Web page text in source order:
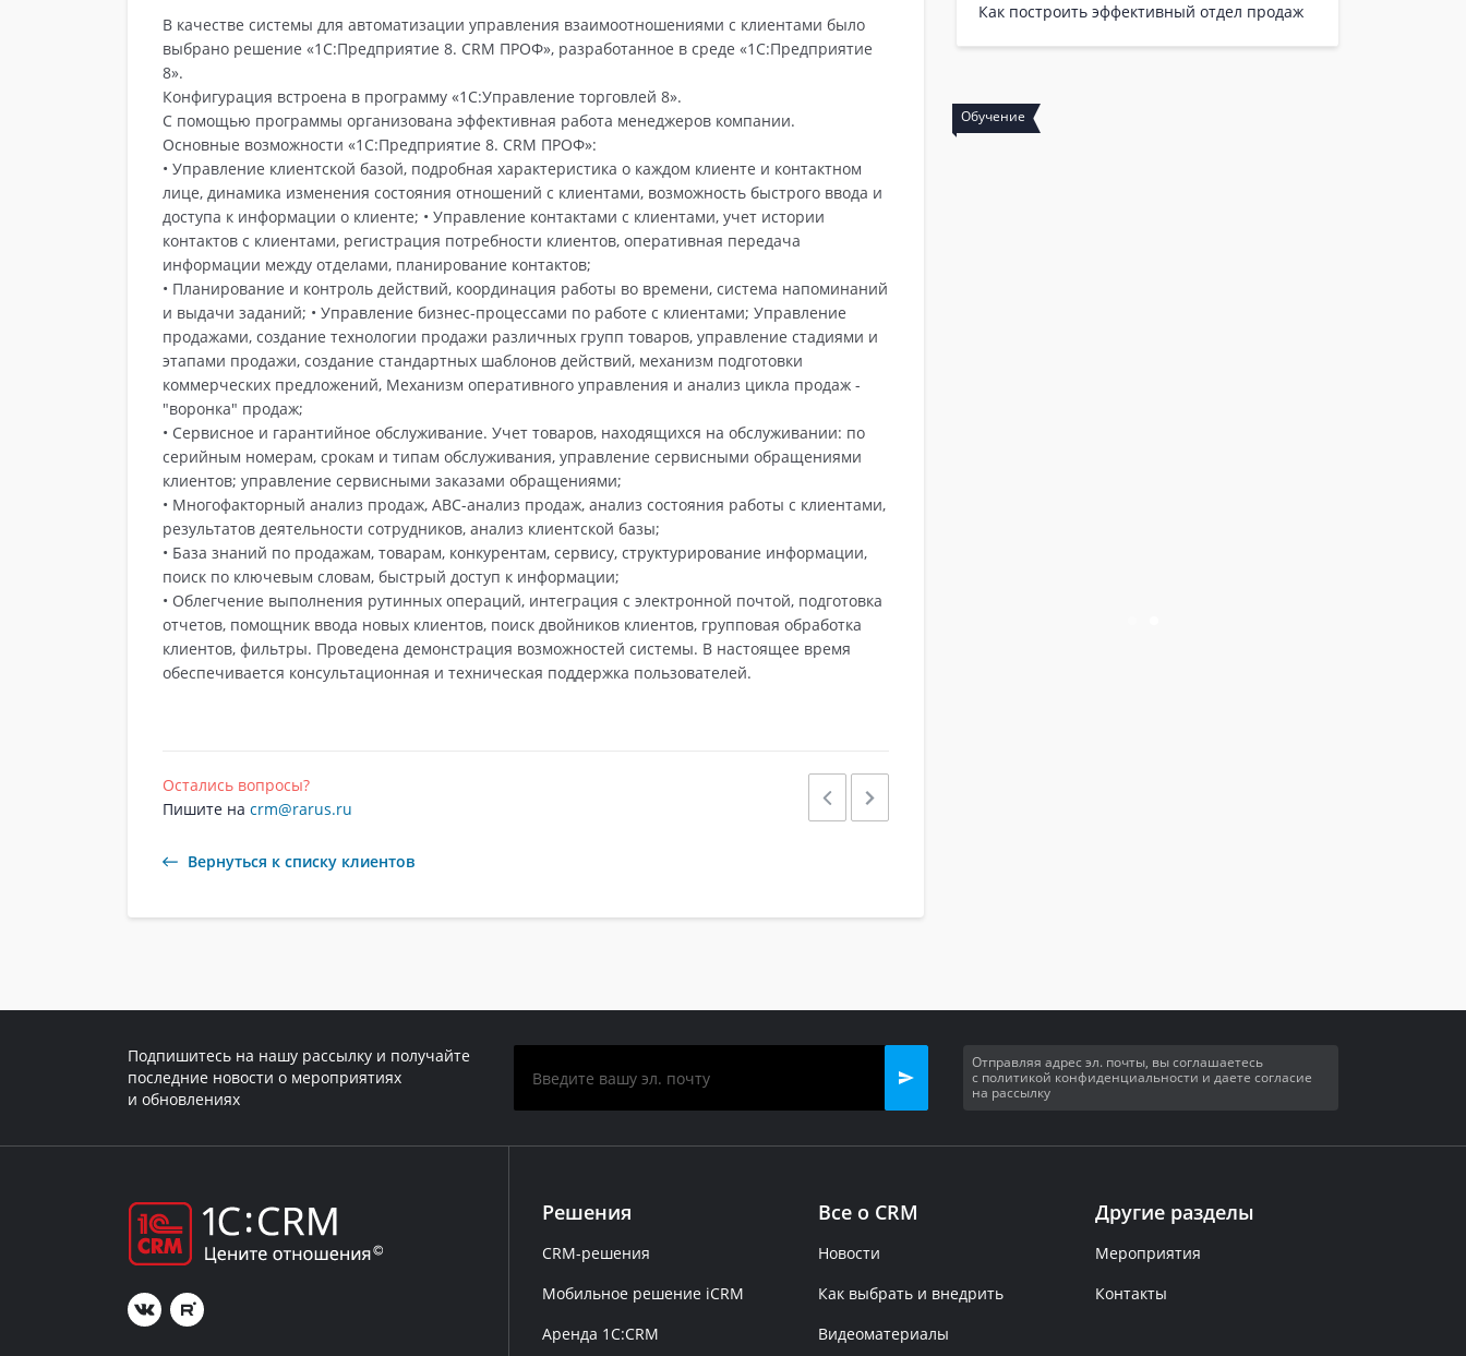
В качестве системы для автоматизации управления взаимоотношениями с клиентами было
выбрано решение «1С:Предприятие 8. CRM ПРОФ», разработанное в среде «1С:Предприятие
8».
Конфигурация встроена в программу «1С:Управление торговлей 8».
С помощью программы организована эффективная работа менеджеров компании.
Основные возможности «1С:Предприятие 8. CRM ПРОФ»:
• Управление клиентской базой, подробная характеристика о каждом клиенте и контактном
лице, динамика изменения состояния отношений с клиентами, возможность быстрого ввода и
доступа к информации о клиенте; • Управление контактами с клиентами, учет истории
контактов с клиентами, регистрация потребности клиентов, оперативная передача
информации между отделами, планирование контактов;
• Планирование и контроль действий, координация работы во времени, система напоминаний
и выдачи заданий; • Управление бизнес-процессами по работе с клиентами; Управление
продажами, создание технологии продажи различных групп товаров, управление стадиями и
этапами продажи, создание стандартных шаблонов действий, механизм подготовки
коммерческих предложений, Механизм оперативного управления и анализ цикла продаж -
"воронка" продаж;
• Сервисное и гарантийное обслуживание. Учет товаров, находящихся на обслуживании: по
серийным номерам, срокам и типам обслуживания, управление сервисными обращениями
клиентов; управление сервисными заказами обращениями;
• Многофакторный анализ продаж, АВС-анализ продаж, анализ состояния работы с клиентами,
результатов деятельности сотрудников, анализ клиентской базы;
• База знаний по продажам, товарам, конкурентам, сервису, структурирование информации,
поиск по ключевым словам, быстрый доступ к информации;
• Облегчение выполнения рутинных операций, интеграция с электронной почтой, подготовка
отчетов, помощник ввода новых клиентов, поиск двойников клиентов, групповая обработка
клиентов, фильтры. Проведена демонстрация возможностей системы. В настоящее время
обеспечивается консультационная и техническая поддержка пользователей.
Остались вопросы?
Пишите на crm@rarus.ru
Вернуться к списку клиентов
Как построить эффективный отдел продаж
Сертификация Обучение
Подпишитесь на нашу рассылку и получайте
последние новости о мероприятиях
и обновлениях
Отправляя адрес эл. почты, вы соглашаетесь
с политикой конфиденциальности и даете согласие
на рассылку
Решения
CRM-решения
Мобильное решение iCRM
Аренда 1C:CRM
Все о CRM
Новости
Как выбрать и внедрить
Видеоматериалы
Другие разделы
Мероприятия
Контакты